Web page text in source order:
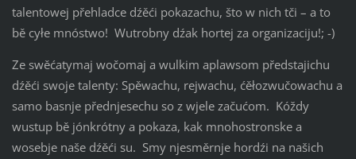
talentowej přehladce dźěći pokazachu, što w nich tči – a to
bě cyłe mnóstwo! Wutrobny dźak hortej za organizaciju!; -)
Ze swěćatymaj wočomaj a wulkim aplawsom předstajichu
dźěći swoje talenty: Spěwachu, rejwachu, ćěłozwučowachu a
samo basnje přednjesechu so z wjele začućom. Kóždy
wustup bě jónkrótny a pokaza, kak mnohostronske a
wosebje naše dźěći su. Smy njesměrnje hordźi na našich